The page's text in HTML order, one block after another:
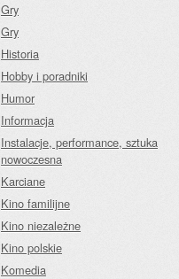
Gry
Gry
Historia
Hobby i poradniki
Humor
Informacja
Instalacje, performance, sztuka
nowoczesna
Karciane
Kino familijne
Kino niezależne
Kino polskie
Komedia